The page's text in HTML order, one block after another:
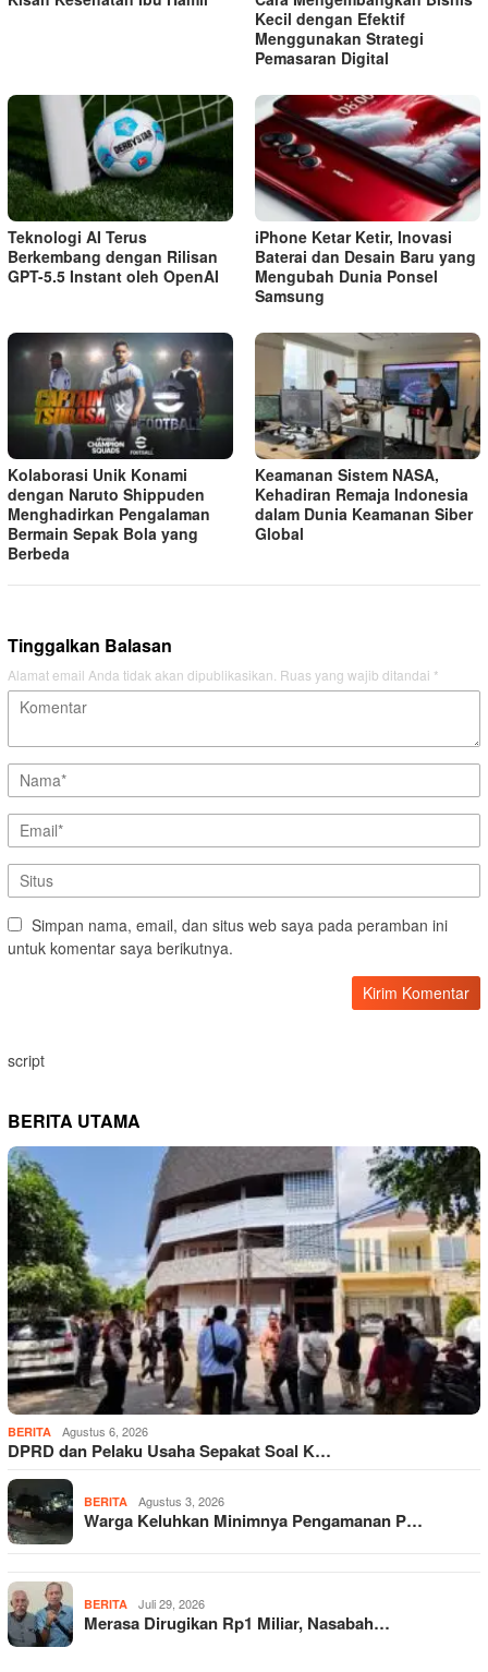
Kecil dengan Efektif
Menggunakan Strategi
Pemasaran Digital
Teknologi AI Terus
Berkembang dengan Rilisan
GPT-5.5 Instant oleh OpenAI
iPhone Ketar Ketir, Inovasi
Baterai dan Desain Baru yang
Mengubah Dunia Ponsel
Samsung
Kolaborasi Unik Konami
dengan Naruto Shippuden
Menghadirkan Pengalaman
Bermain Sepak Bola yang
Berbeda
Keamanan Sistem NASA,
Kehadiran Remaja Indonesia
dalam Dunia Keamanan Siber
Global
Tinggalkan Balasan
Alamat email Anda tidak akan dipublikasikan. Ruas yang wajib ditandai *
Simpan nama, email, dan situs web saya pada peramban ini
untuk komentar saya berikutnya.
script
BERITA UTAMA
BERITA Agustus 6, 2026
DPRD dan Pelaku Usaha Sepakat Soal K…
BERITA Agustus 3, 2026
Warga Keluhkan Minimnya Pengamanan P…
BERITA Juli 29, 2026
Merasa Dirugikan Rp1 Miliar, Nasabah…